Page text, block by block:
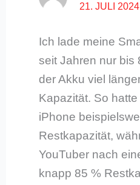
21. JULI
Ich lade meine
seit Jahren nur bis
der Akku viel
Kapazität. So
iPhone
Restkapazität,
YouTuber nach
knapp 85 %